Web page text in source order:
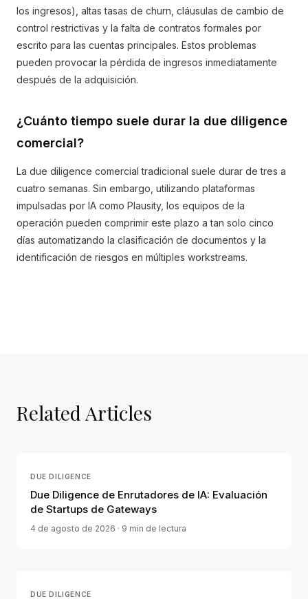
los ingresos), altas tasas de churn, cláusulas de cambio de
control restrictivas y la falta de contratos formales por
escrito para las cuentas principales. Estos problemas
pueden provocar la pérdida de ingresos inmediatamente
después de la adquisición.
¿Cuánto tiempo suele durar la due diligence
comercial?
La due diligence comercial tradicional suele durar de tres a
cuatro semanas. Sin embargo, utilizando plataformas
impulsadas por IA como Plausity, los equipos de la
operación pueden comprimir este plazo a tan solo cinco
días automatizando la clasificación de documentos y la
identificación de riesgos en múltiples workstreams.
Related Articles
DUE DILIGENCE
Due Diligence de Enrutadores de IA: Evaluación
de Startups de Gateways
4 de agosto de 2026 · 9 min de lectura
DUE DILIGENCE